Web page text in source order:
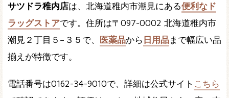
サツドラ稚内店は、北海道稚内市潮見にある便利なド
ラッグストアです。住所は〒097-0002 北海道稚内市
潮見２丁目５−３５で、
医薬品から 日用品まで幅広い品
揃えが特徴です。
電話番号は0162-34-9010で、詳細は公式サイト こちら